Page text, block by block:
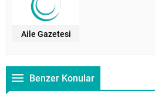
Aile Gazetesi
Benzer Konular